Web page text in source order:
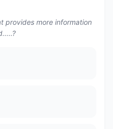
provides more information